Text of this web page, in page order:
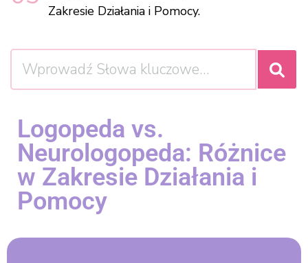
Zakresie Działania i Pomocy.
Logopeda vs.
Neurologopeda: Różnice
w Zakresie Działania i
Pomocy